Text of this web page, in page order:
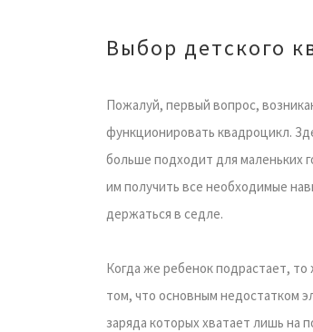
Выбор детского
Пожалуй, первый вопрос,
функционировать квадроцикл.
больше подходит для маленьких
им получить все необходимые
держаться в седле.
Когда же ребенок подрастает,
том, что основным недостатком
заряда которых хватает лишь на